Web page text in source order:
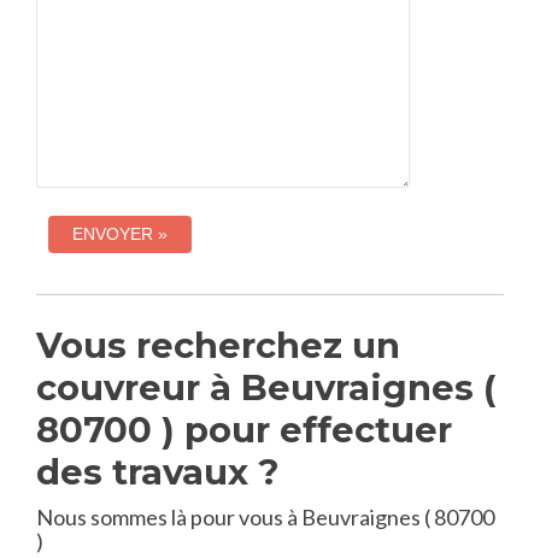
Vous recherchez un
couvreur à Beuvraignes (
80700 ) pour effectuer
des travaux ?
Nous sommes là pour vous à Beuvraignes ( 80700
)